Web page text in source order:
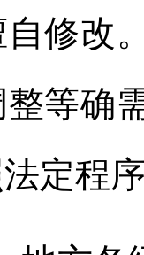
修改
等确
定程